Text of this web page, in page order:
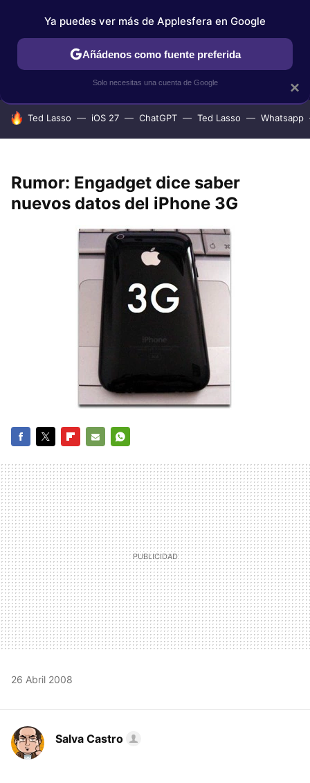
IPHONE TUTORIALES APPLESFERA SELECCIÓN
HOY SE HABLA DE
Ted Lasso iOS 27 ChatGPT Ted Lasso Whatsapp
Rumor: Engadget dice saber
nuevos datos del iPhone 3G
MAIL
26 Abril 2008
Salva Castro
×
Ya puedes ver más de Applesfera en Google
Añádenos como fuente preferida
Solo necesitas una cuenta de Google